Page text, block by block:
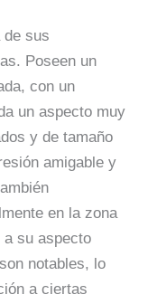
sus
Poseen un
con un
un aspecto muy
y de tamaño
amigable y
en la zona
a su aspecto
son notables, lo
a ciertas